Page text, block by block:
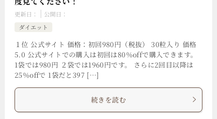
更新日：
公開日：
ダイエット
１位 公式サイト 価格：初回980円（税抜） 30粒入り 価格
5.0 公式サイトでの購入は初回は80％offで購入できます。
1袋では980円 ２袋では1960円です。 さらに2回目以降は
25％offで 1袋だと397 […]
続きを読む